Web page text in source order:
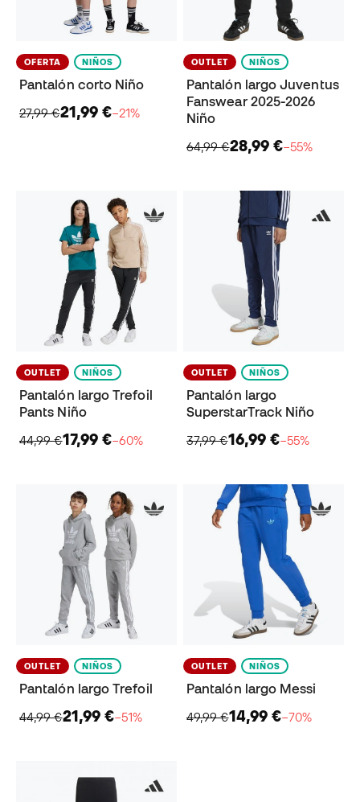
OFERTA NIÑOS
Pantalón corto Niño
27,99 €21,99 €−21%
OUTLET NIÑOS
Pantalón largo Juventus
Fanswear 2025-2026
Niño
64,99 €28,99 €−55%
OUTLET NIÑOS
Pantalón largo Trefoil
Pants Niño
44,99 €17,99 €−60%
OUTLET NIÑOS
Pantalón largo
SuperstarTrack Niño
37,99 €16,99 €−55%
OUTLET NIÑOS
Pantalón largo Trefoil
44,99 €21,99 €−51%
OUTLET NIÑOS
Pantalón largo Messi
49,99 €14,99 €−70%